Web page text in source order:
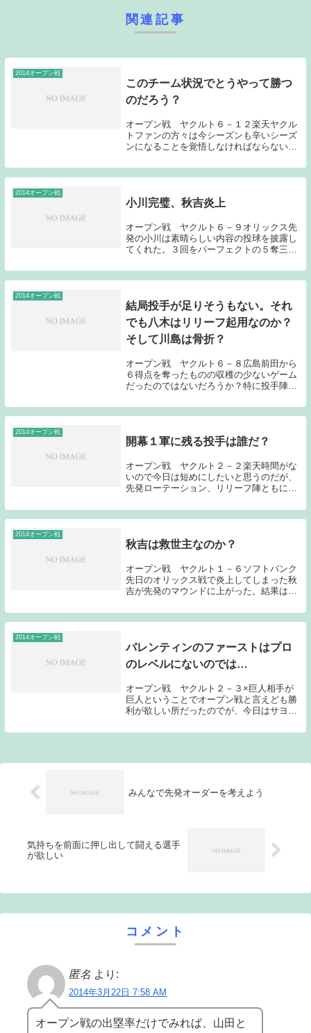
関連記事
2014オープン戦
このチーム状況でとうやって勝つ
のだろう？
オープン戦 ヤクルト６－１２楽天ヤクル
トファンの方々は今シーズンも辛いシーズ
ンになることを覚悟しなければならないか
のだが、勝てる要素があまりにも少なく感
じる。今日はリリーフ陣の軸になってもら
2014オープン戦
小川完璧、秋吉炎上
オープン戦 ヤクルト６－９オリックス先
発の小川は素晴らしい内容の投球を披露し
てくれた。３回をパーフェクトの５奪三振
球だったのではないだろうか？とにかく怪
我だけには気を付けて開幕を迎えてもらい
2014オープン戦
結局投手が足りそうもない。それ
でも八木はリリーフ起用なのか？
そして川島は骨折？
オープン戦 ヤクルト６－８広島前田から
６得点を奪ったものの収穫の少ないゲーム
だったのではないだろうか？特に投手陣の
ト時に「ヤクルト投手陣についても考えて
みよう」という記事を書いたのだが、結局
2014オープン戦
開幕１軍に残る投手は誰だ？
オープン戦 ヤクルト２－２楽天時間がな
いので今日は短めにしたいと思うのだが、
先発ローテーション、リリーフ陣ともに形
まった。それでも今日に関しては投手が良
く踏ん張ったと思う。八木以外は当落線上
2014オープン戦
秋吉は救世主なのか？
オープン戦 ヤクルト１－６ソフトバンク
先日のオリックス戦で炎上してしまった秋
吉が先発のマウンドに上がった。結果は４
果を残した。今日の試合で先発テストをす
るという報道はあったのだが、先日の登板
2014オープン戦
バレンティンのファーストはプロ
のレベルにないのでは…
オープン戦 ヤクルト２－３×巨人相手が
巨人ということでオープン戦と言えども勝
利が欲しい所だったのでが、今日はサヨナ
と言うことで大きく乱れてしまった。この
みんなで先発オーダーを考えよう
気持ちを前面に押し出して闘える選手
が欲しい
コメント
匿名 より:
2014年3月22日 7:58 AM
オープン戦の出塁率だけでみれば、山田と